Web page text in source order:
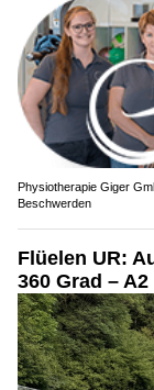
Physiotherapie Giger
Beschwerden
Flüelen UR:
360 Grad –